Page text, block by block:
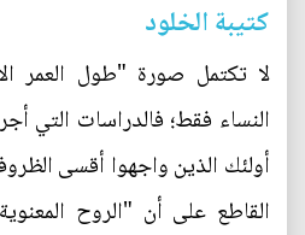
كتيبة الخلود
لا تكتمل صورة "طول العمر
النساء فقط؛ فالدراسات التي
أولئك الذين واجهوا أقسى
القاطع على أن "الروح